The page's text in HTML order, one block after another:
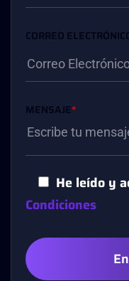
CORREO
MENSAJE*
He leído y
Condiciones